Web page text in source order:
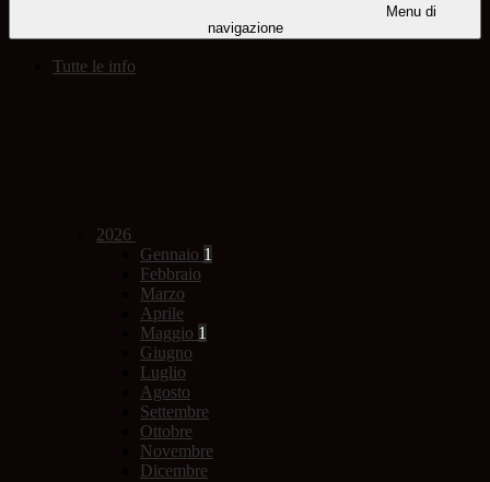
Menu di
navigazione
Tutte le info
2026
Gennaio 1
Febbraio
Marzo
Aprile
Maggio 1
Giugno
Luglio
Agosto
Settembre
Ottobre
Novembre
Dicembre